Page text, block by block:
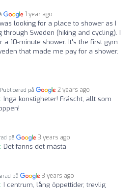
1 year ago
looking for a place to shower as I
Sweden (hiking and cycling). I
a 10-minute shower. It's the first gym
that made me pay for a shower.
Publicerad på 2 years ago
Inga konstigheter! Fräscht, allt som
på 3 years ago
Det fanns det mästa
på 3 years ago
I centrum, lång öppettider, trevlig